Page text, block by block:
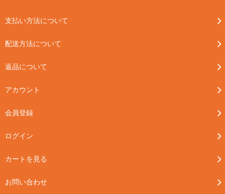
支払い方法について
配送方法について
返品について
アカウント
会員登録
ログイン
カートを見る
お問い合わせ